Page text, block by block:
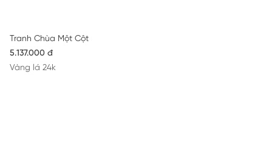
Tranh Chùa Một Cột
5.137.000 đ
Vàng lá 24k